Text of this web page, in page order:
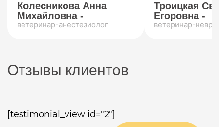
Колесникова Анна
Михайловна -
ветеринар-анестезиолог
Троицкая
Егоровна -
ветеринар-
Отзывы клиентов
[testimonial_view id="2"]